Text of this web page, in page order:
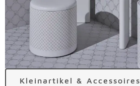
Kleinartikel & Accessoires